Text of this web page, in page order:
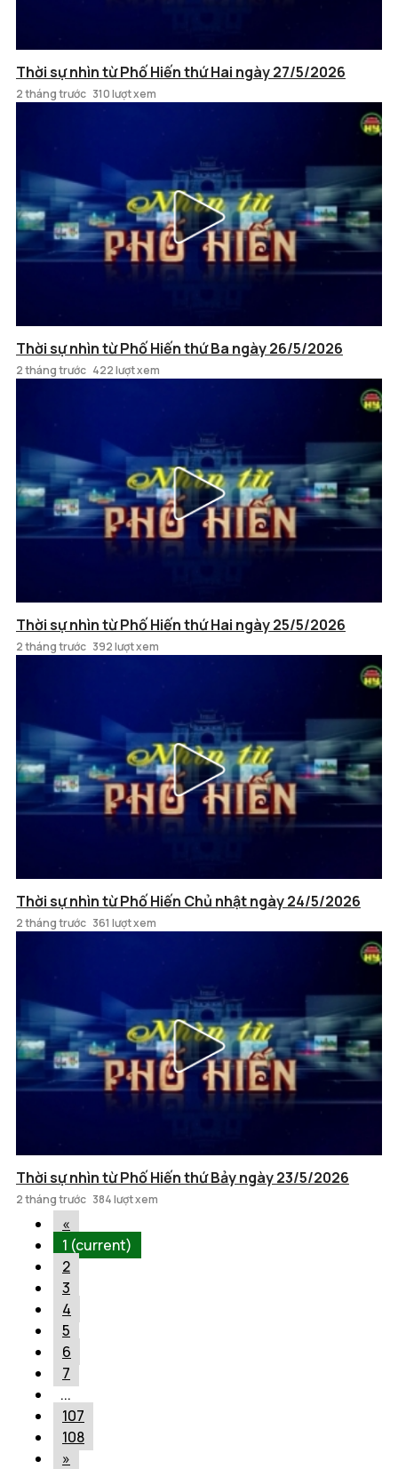
Thời sự nhìn từ Phố Hiến thứ Hai ngày 27/5/2026
2 tháng trước 310 lượt xem
Thời sự nhìn từ Phố Hiến thứ Ba ngày 26/5/2026
2 tháng trước 422 lượt xem
Thời sự nhìn từ Phố Hiến thứ Hai ngày 25/5/2026
2 tháng trước 392 lượt xem
Thời sự nhìn từ Phố Hiến Chủ nhật ngày 24/5/2026
2 tháng trước 361 lượt xem
Thời sự nhìn từ Phố Hiến thứ Bảy ngày 23/5/2026
2 tháng trước 384 lượt xem
«
1 (current)
2
3
4
5
6
7
...
107
108
»